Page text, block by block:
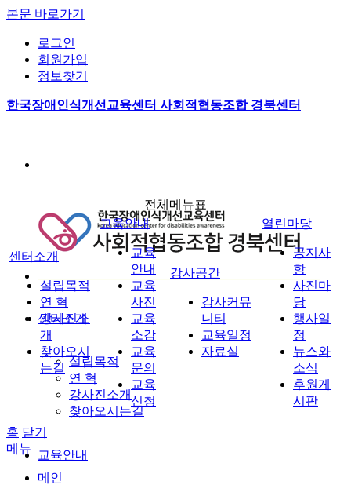
본문 바로가기
로그인
회원가입
정보찾기
한국장애인식개선교육센터 사회적협동조합 경북센터
센터소개
설립목적
연 혁
강사진소개
찾아오시는길
교육안내
전체메뉴표
센터소개
설립목적
연 혁
강사진소
개
찾아오시
는길
교육안내
교육
안내
교육
사진
교육
소감
교육
문의
교육
신청
강사공간
강사커뮤
니티
교육일정
자료실
열린마당
공지사
항
사진마
당
행사일
정
뉴스와
소식
후원게
시판
홈 닫기
메뉴
메인